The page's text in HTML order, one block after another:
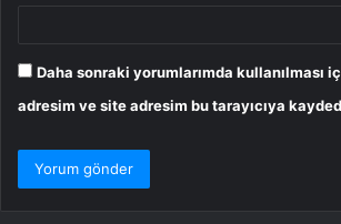
Daha sonraki yorumlarımda kullanılması
adresim ve site adresim bu tarayıcıya